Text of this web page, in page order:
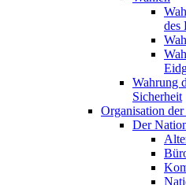
des
Wahrung
Sicherheit
Organisation
Der